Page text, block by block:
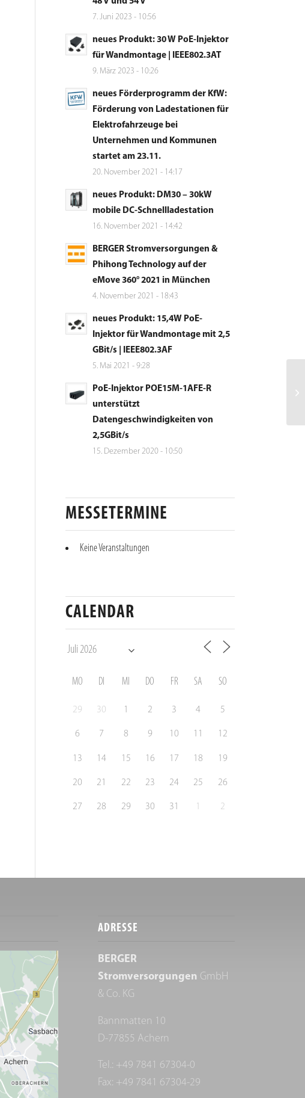
7. Juni 2023 - 10:56
neues Produkt: 30 W PoE-Injektor
für Wandmontage | IEEE802.3AT
9. März 2023 - 10:26
neues Förderprogramm der KfW:
Förderung von Ladestationen für
Elektrofahrzeuge bei
Unternehmen und Kommunen
startet am 23.11.
20. November 2021 - 14:17
neues Produkt: DM30 – 30kW
mobile DC-Schnellladestation
16. November 2021 - 14:42
BERGER Stromversorgungen &
Phihong Technology auf der
eMove 360° 2021 in München
4. November 2021 - 18:43
neues Produkt: 15,4W PoE-
Injektor für Wandmontage mit 2,5
GBit/s | IEEE802.3AF
5. Mai 2021 - 9:28
PoE-Injektor POE15M-1AFE-R
unterstützt
Datengeschwindigkeiten von
2,5GBit/s
15. Dezember 2020 - 10:50
MESSETERMINE
Keine Veranstaltungen
CALENDAR
MO DI MI DO FR SA SO
29 30 1 2 3 4 5
6 7 8 9 10 11 12
13 14 15 16 17 18 19
20 21 22 23 24 25 26
27 28 29 30 31 1 2
ADRESSE
BERGER
Stromversorgungen GmbH
& Co. KG
Bannmatten 10
D-77855 Achern
Tel.: +49 7841 67304-0
Fax: +49 7841 67304-29